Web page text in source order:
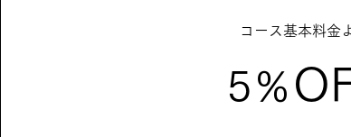
コース基本料金
5％